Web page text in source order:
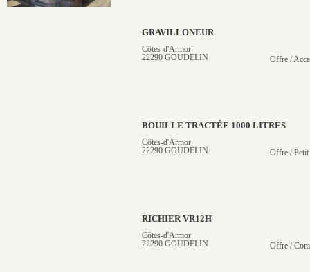
GRAVILLONEUR
Côtes-d'Armor
22290 GOUDELIN
Offre /
BOUILLE TRACTÉE 1000 LITRES
Côtes-d'Armor
22290 GOUDELIN
Offre / Petit
RICHIER VR12H
Côtes-d'Armor
22290 GOUDELIN
Offre /